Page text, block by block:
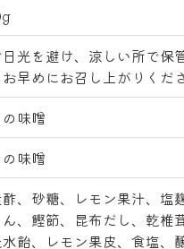
日光を避け、涼しい所で
お早めにお召し上がりくだ
味噌
味噌
、砂糖、レモン果汁、塩
ん、鰹節、昆布だし、乾椎
水飴、レモン果皮、食塩